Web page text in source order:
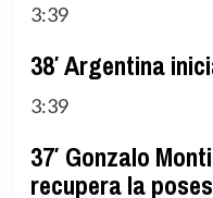
3:39
38′ Argentina
3:39
37′ Gonzalo
recupera la